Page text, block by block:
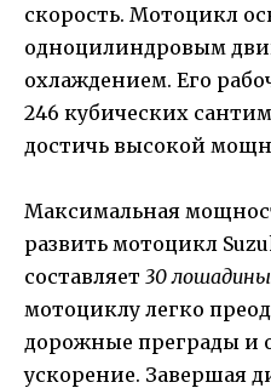
скорость. Мотоцикл
одноцилиндровым
охлаждением. Его
246 кубических
достичь высокой
Максимальная
развить мотоцикл
составляет 30
мотоциклу легко
дорожные преграды и
ускорение. Завершая